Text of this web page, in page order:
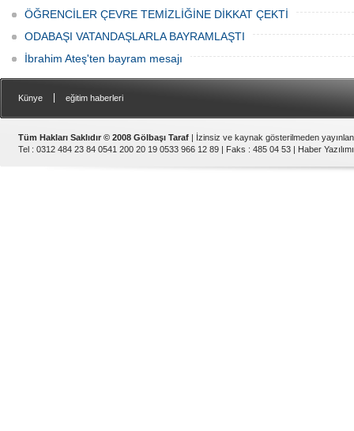
ÖĞRENCİLER ÇEVRE TEMİZLİĞİNE DİKKAT ÇEKTİ
ODABAŞI VATANDAŞLARLA BAYRAMLAŞTI
İbrahim Ateş'ten bayram mesajı
Künye eğitim haberleri
Tüm Hakları Saklıdır © 2008 Gölbaşı Taraf | İzinsiz ve kaynak gösterilmeden
Tel : 0312 484 23 84 0541 200 20 19 0533 966 12 89 | Faks : 485 04 53 | Haber Yazılımı